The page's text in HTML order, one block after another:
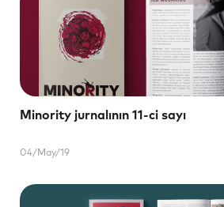
Minority jurnalının 11-ci sayı
04/May/19